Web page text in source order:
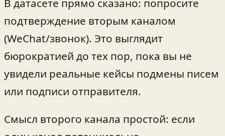
В датасете прямо сказано: попросите
подтверждение вторым каналом
(WeChat/звонок). Это выглядит
бюрократией до тех пор, пока вы не
увидели реальные кейсы подмены писем
или подписи отправителя.
Смысл второго канала простой: если